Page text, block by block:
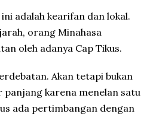
adalah kearifan dan lokal.
orang Minahasa
oleh adanya Cap Tikus.
Akan tetapi bukan
karena menelan satu
ada pertimbangan dengan